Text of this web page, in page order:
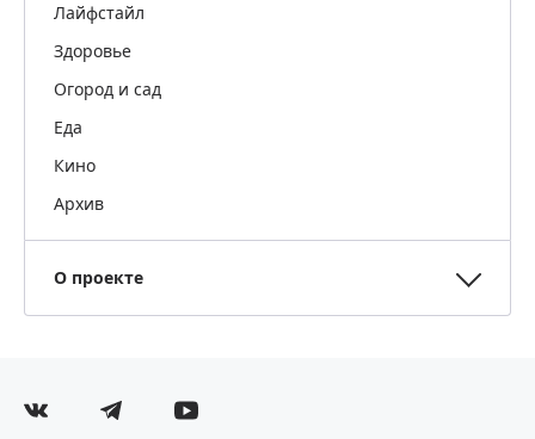
Лайфстайл
Здоровье
Огород и сад
Еда
Кино
Архив
О проекте